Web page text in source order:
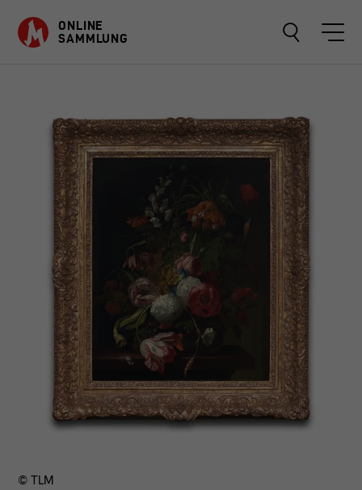
ONLINE
SAMMLUNG
OBJEKTE
SAMMLUNGEN
ÜBER
FAVORITEN
FACEBOOK
INSTAGRAM
LINKEDIN
KONTAKT
IMPRESSUM
DATENSCHUTZ
© TLM